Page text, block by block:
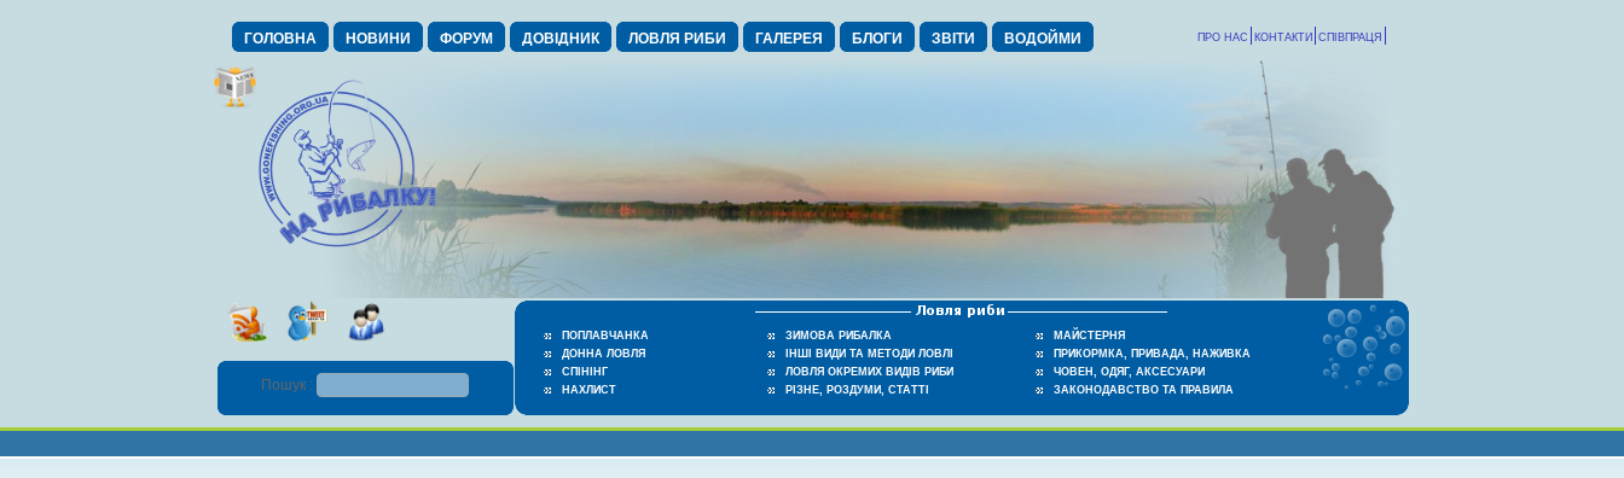
ГОЛОВНА НОВИНИ ФОРУМ ДОВІДНИК ЛОВЛЯ РИБИ ГАЛЕРЕЯ БЛОГИ ЗВІТИ ВОДОЙМИ СПІВПРАЦЯ
КОНТАКТИ
ПРО НАС
ПОПЛАВЧАНКА
ДОННА ЛОВЛЯ
СПІНІНГ
НАХЛИСТ
ЗИМОВА РИБАЛКА
ІНШІ ВИДИ ТА МЕТОДИ ЛОВЛІ
ЛОВЛЯ ОКРЕМИХ ВИДІВ РИБИ
РІЗНЕ, РОЗДУМИ, СТАТТІ
МАЙСТЕРНЯ
ПРИКОРМКА, ПРИВАДА, НАЖИВКА
ЧОВЕН, ОДЯГ, АКСЕСУАРИ
ЗАКОНОДАВСТВО ТА ПРАВИЛА
Пошук :